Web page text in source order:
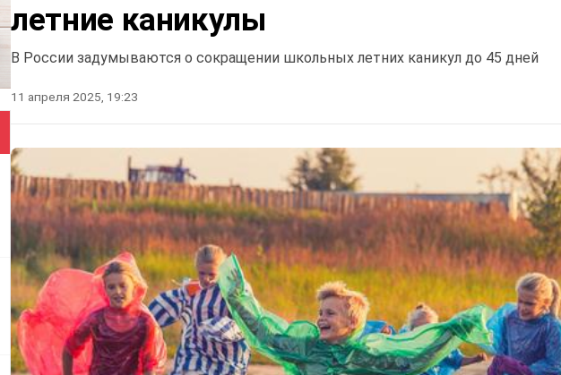
летние каникулы
В России задумываются о сокращении школьных летних каникул до 45 дней
11 апреля 2025, 19:23